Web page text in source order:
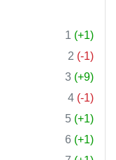
1 (+1)
2 (-1)
3 (+9)
4 (-1)
5 (+1)
6 (+1)